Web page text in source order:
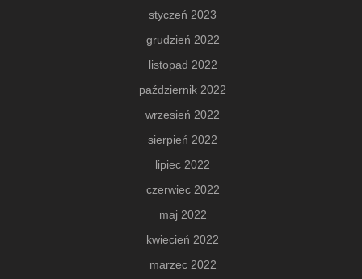
styczeń 2023
grudzień 2022
listopad 2022
październik 2022
wrzesień 2022
sierpień 2022
lipiec 2022
czerwiec 2022
maj 2022
kwiecień 2022
marzec 2022